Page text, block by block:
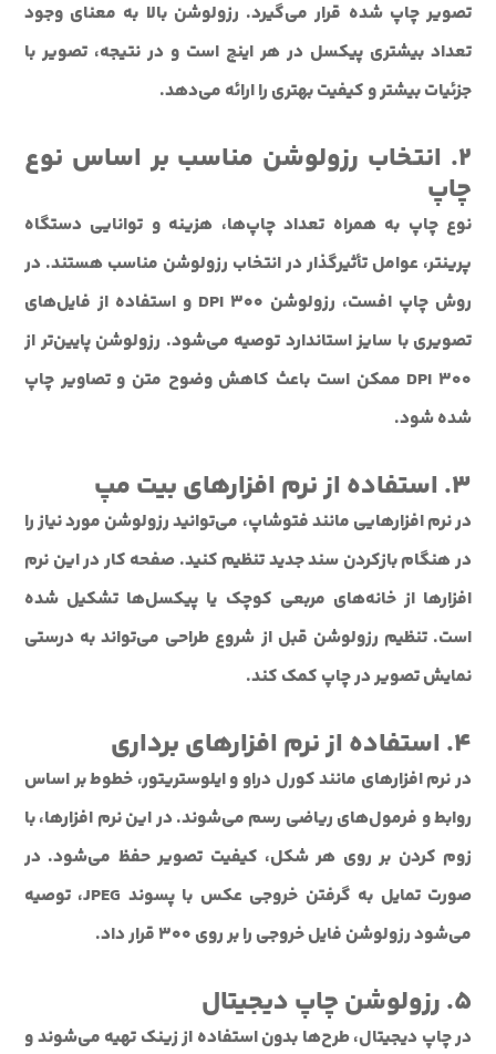
تصویر چاپ شده قرار می‌گیرد. رزولوشن بالا به معنای وجود
تعداد بیشتری پیکسل در هر اینچ است و در نتیجه، تصویر با
جزئیات بیشتر و کیفیت بهتری را ارائه می‌دهد.
۲. انتخاب رزولوشن مناسب بر اساس نوع
چاپ
نوع چاپ به همراه تعداد چاپ‌ها، هزینه و توانایی دستگاه
پرینتر، عوامل تأثیرگذار در انتخاب رزولوشن مناسب هستند. در
روش چاپ افست، رزولوشن 300 DPI و استفاده از فایل‌های
تصویری با سایز استاندارد توصیه می‌شود. رزولوشن پایین‌تر از
300 DPI ممکن است باعث کاهش وضوح متن و تصاویر چاپ
شده شود.
۳. استفاده از نرم افزارهای بیت مپ
در نرم افزارهایی مانند فتوشاپ، می‌توانید رزولوشن مورد نیاز را
در هنگام بازکردن سند جدید تنظیم کنید. صفحه کار در این نرم
افزارها از خانه‌های مربعی کوچک یا پیکسل‌ها تشکیل شده
است. تنظیم رزولوشن قبل از شروع طراحی می‌تواند به درستی
نمایش تصویر در چاپ کمک کند.
۴. استفاده از نرم افزارهای برداری
در نرم افزارهای مانند کورل دراو و ایلوستریتور، خطوط بر اساس
روابط و فرمول‌های ریاضی رسم می‌شوند. در این نرم افزارها، با
زوم کردن بر روی هر شکل، کیفیت تصویر حفظ می‌شود. در
صورت تمایل به گرفتن خروجی عکس با پسوند JPEG، توصیه
می‌شود رزولوشن فایل خروجی را بر روی ۳۰۰ قرار داد.
۵. رزولوشن چاپ دیجیتال
در چاپ دیجیتال، طرح‌ها بدون استفاده از زینک تهیه می‌شوند و